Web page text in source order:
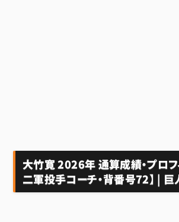
大竹寛 2026年 通算成績・プロフ
二軍投手コーチ・背番号72】 |